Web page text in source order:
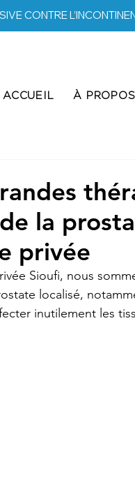
CONTRE
ACCUEIL À PROPOS
la
privée
Sioufi, nous
localisé,
inutilement les